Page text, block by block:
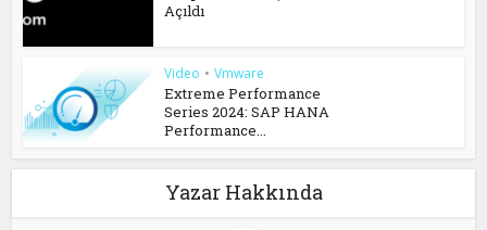
Açıldı
Video • Vmware
Extreme Performance
Series 2024: SAP HANA
Performance...
Yazar Hakkında